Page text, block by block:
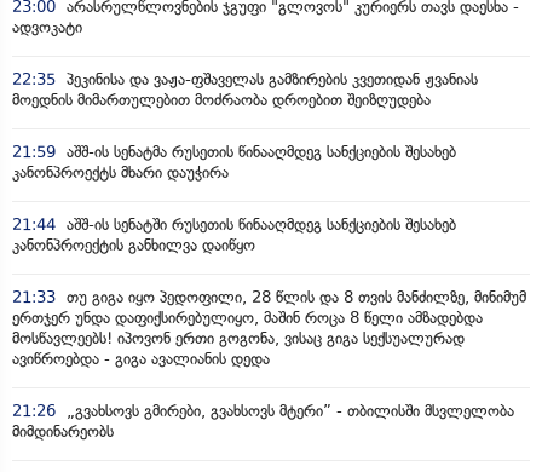
23:00 არასრულწლოვნების ჯგუფი "გლოვოს" კურიერს თავს დაესხა -
ადვოკატი
22:35 პეკინისა და ვაჟა-ფშაველას გამზირების კვეთიდან ჟვანიას
მოედნის მიმართულებით მოძრაობა დროებით შეიზღუდება
21:59 აშშ-ის სენატმა რუსეთის წინააღმდეგ სანქციების შესახებ
კანონპროექტს მხარი დაუჭირა
21:44 აშშ-ის სენატში რუსეთის წინააღმდეგ სანქციების შესახებ
კანონპროექტის განხილვა დაიწყო
21:33 თუ გიგა იყო პედოფილი, 28 წლის და 8 თვის მანძილზე, მინიმუმ
ერთჯერ უნდა დაფიქსირებულიყო, მაშინ როცა 8 წელი ამზადებდა
მოსწავლეებს! იპოვონ ერთი გოგონა, ვისაც გიგა სექსუალურად
ავიწროებდა - გიგა ავალიანის დედა
21:26
„გვახსოვს გმირები, გვახსოვს მტერი” - თბილისში მსვლელობა
მიმდინარეობს